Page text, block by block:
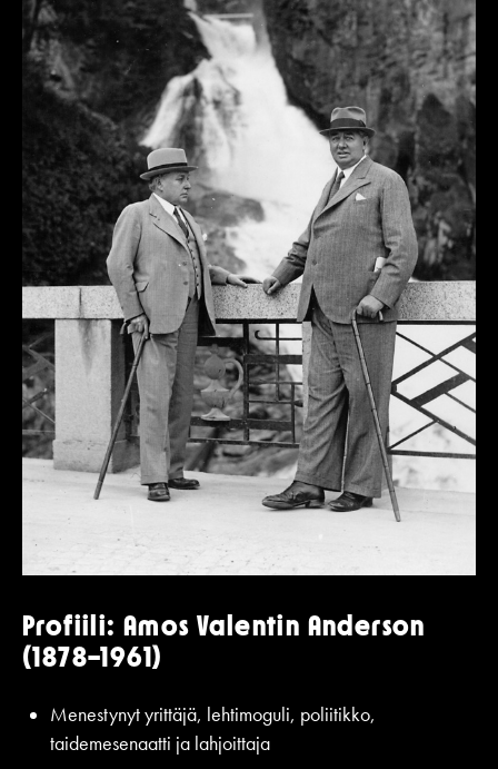
Profiili: Amos Valentin Anderson
(1878–1961)
Menestynyt yrittäjä, lehtimoguli, poliitikko,
taidemesenaatti ja lahjoittaja